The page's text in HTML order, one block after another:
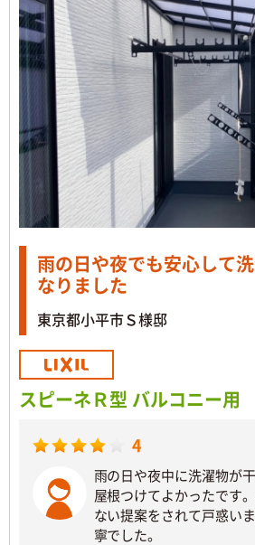
雨の日や夜でも安心して
なりました
東京都小平市Ｓ様邸
スピーネＲ型 バルコニー用
4
雨の日や夜中に洗濯物が
屋根つけてよかったです
ない提案をされて戸惑い
寧でした。